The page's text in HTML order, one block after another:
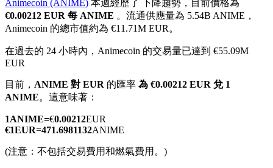
幣本位永續
以數字貨幣為保證金的永續合約
TradFi
美股、外匯、貴金屬及大宗商品衍生性商品
Animecoin (ANIME) 本週經歷了 下降趨勢，目前價格為
€0.00212 EUR 每 ANIME 。流通供應量為 5.54B ANIME，
Animecoin 的總市值約為 €11.71M EUR。
在過去的 24 小時內，Animecoin 的交易量已達到 €55.09M
EUR
目前， ANIME 對 EUR 的匯率 為 €0.00212 EUR 兌 1
ANIME。這意味著：
1ANIME=€0.00212EUR
€1EUR=471.6981132ANIME
(注意：不包括交易費用和燃氣費用。)